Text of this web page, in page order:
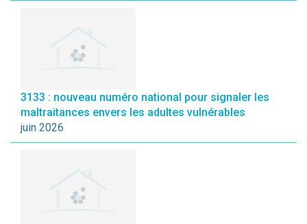
3133 : nouveau numéro national pour signaler les
maltraitances envers les adultes vulnérables
juin 2026